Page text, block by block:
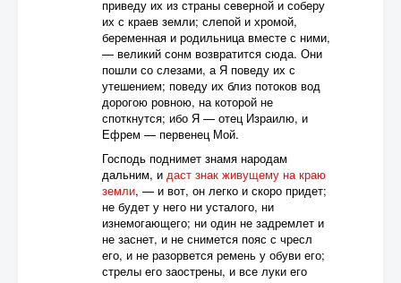
приведу их из страны северной и соберу
их с краев земли; слепой и хромой,
беременная и родильница вместе с ними,
— великий сонм возвратится сюда. Они
пошли со слезами, а Я поведу их с
утешением; поведу их близ потоков вод
дорогою ровною, на которой не
споткнутся; ибо Я — отец Израилю, и
Ефрем — первенец Мой.
Господь поднимет знамя народам
дальним, и даст знак живущему на краю
земли, — и вот, он легко и скоро придет;
не будет у него ни усталого, ни
изнемогающего; ни один не задремлет и
не заснет, и не снимется пояс с чресл
его, и не разорвется ремень у обуви его;
стрелы его заострены, и все луки его